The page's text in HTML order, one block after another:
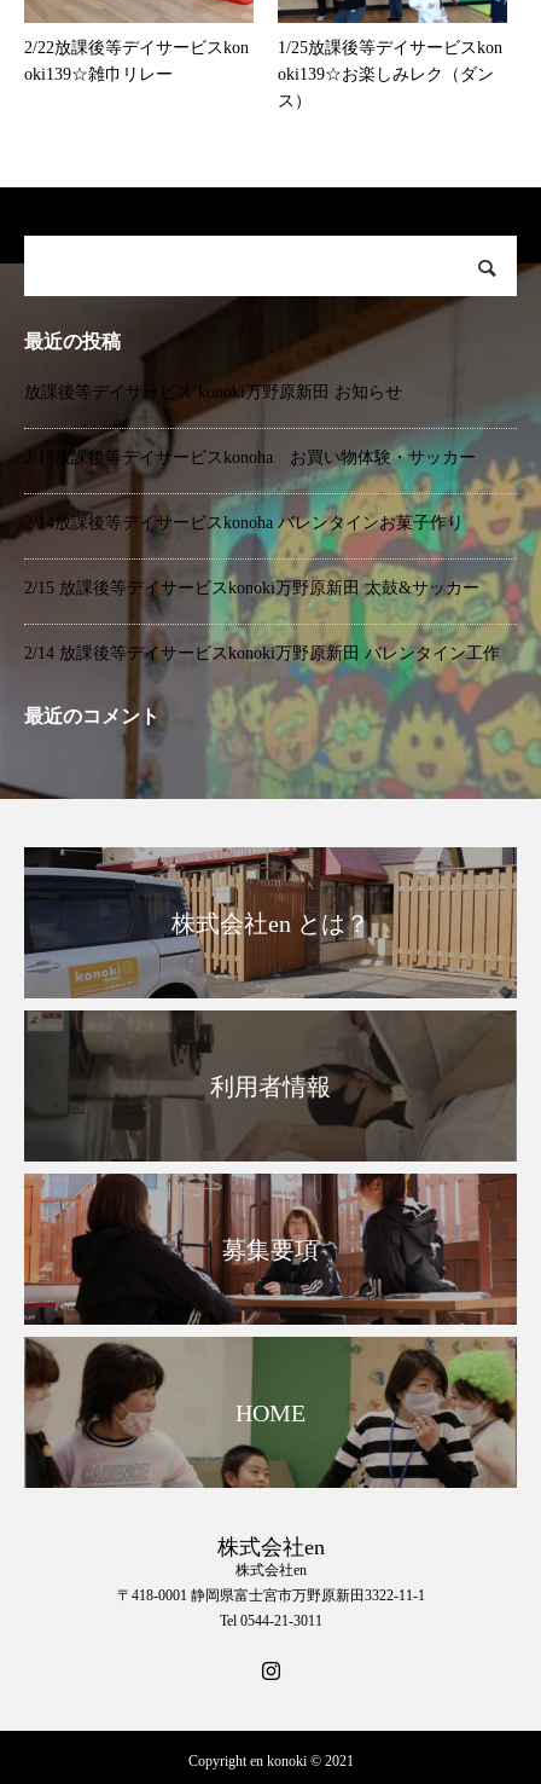
2/22放課後等デイサービスkon
oki139☆雑巾リレー
1/25放課後等デイサービスkon
oki139☆お楽しみレク（ダン
ス）
最近の投稿
放課後等デイサービス konoki万野原新田 お知らせ
2/15放課後等デイサービスkonoha お買い物体験・サッカー
2/14放課後等デイサービスkonoha バレンタインお菓子作り
2/15 放課後等デイサービスkonoki万野原新田 太鼓&サッカー
2/14 放課後等デイサービスkonoki万野原新田 バレンタイン工作
最近のコメント
株式会社en とは？
利用者情報
募集要項
HOME
株式会社en
株式会社en
〒418-0001 静岡県富士宮市万野原新田3322-11-1
Tel 0544-21-3011
Copyright en konoki © 2021